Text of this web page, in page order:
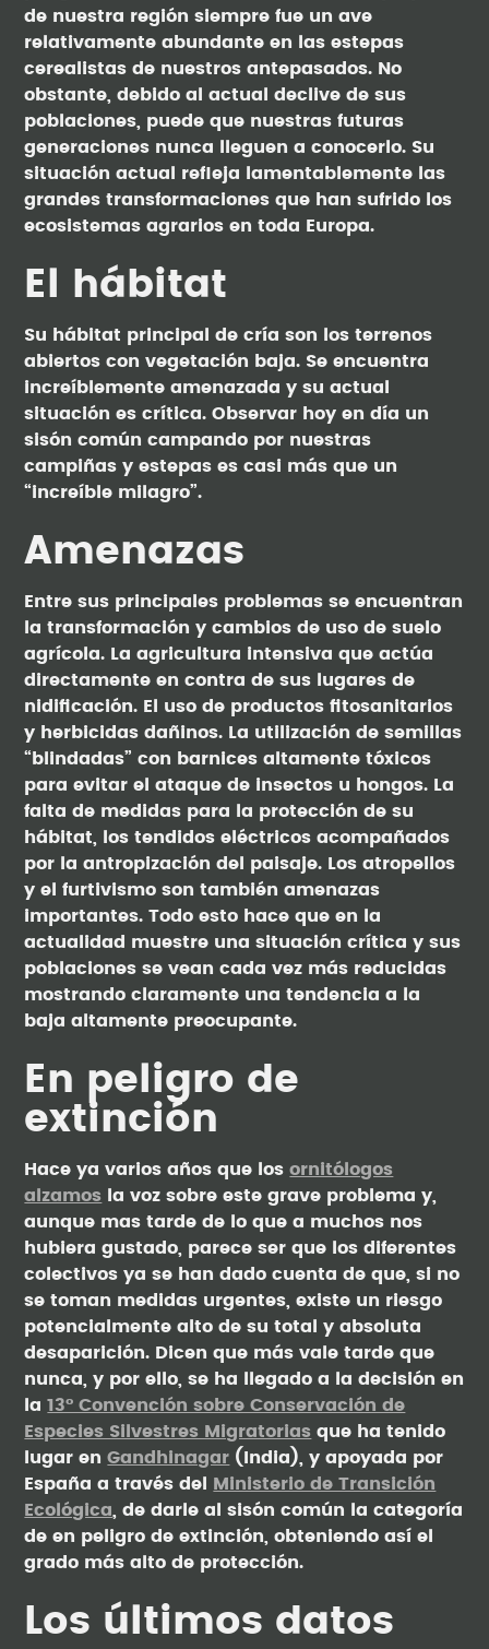
de nuestra región siempre fue un ave
relativamente abundante en las estepas
cerealistas de nuestros antepasados. No
obstante, debido al actual declive de sus
poblaciones, puede que nuestras futuras
generaciones nunca lleguen a conocerlo. Su
situación actual refleja lamentablemente las
grandes transformaciones que han sufrido los
ecosistemas agrarios en toda Europa.
El hábitat
Su hábitat principal de cría son los terrenos
abiertos con vegetación baja. Se encuentra
increíblemente amenazada y su actual
situación es crítica. Observar hoy en día un
sisón común campando por nuestras
campiñas y estepas es casi más que un
“increíble milagro”.
Amenazas
Entre sus principales problemas se encuentran
la transformación y cambios de uso de suelo
agrícola. La agricultura intensiva que actúa
directamente en contra de sus lugares de
nidificación. El uso de productos fitosanitarios
y herbicidas dañinos. La utilización de semillas
“blindadas” con barnices altamente tóxicos
para evitar el ataque de insectos u hongos. La
falta de medidas para la protección de su
hábitat, los tendidos eléctricos acompañados
por la antropización del paisaje. Los atropellos
y el furtivismo son también amenazas
importantes. Todo esto hace que en la
actualidad muestre una situación crítica y sus
poblaciones se vean cada vez más reducidas
mostrando claramente una tendencia a la
baja altamente preocupante.
En peligro de
extinción
Hace ya varios años que losornitólogos
alzamos la voz sobre este grave problema y,
aunque mas tarde de lo que a muchos nos
hubiera gustado, parece ser que los diferentes
colectivos ya se han dado cuenta de que, si no
se toman medidas urgentes, existe un riesgo
potencialmente alto de su total y absoluta
desaparición. Dicen que más vale tarde que
nunca, y por ello, se ha llegado a la decisión en
la13º Convención sobre Conservación de
Especies Silvestres Migratorias que ha tenido
lugar enGandhinagar (India), y apoyada por
España a través del
Ministerio de Transición
Ecológica , de darle al sisón común la categoría
de en peligro de extinción, obteniendo así el
grado más alto de protección.
Los últimos datos